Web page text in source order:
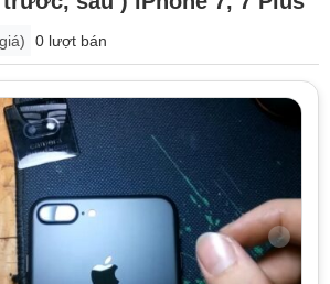
0 lượt bán